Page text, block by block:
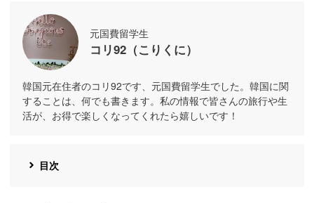
元国費留学生
コリ92（こりくに）
韓国元在住者のコリ92です、元国費留学生でした。韓国に関
することは、何でも書きます。私の情報で皆さんの旅行や生
活が、お得で楽しくなってくれたら嬉しいです！
目次